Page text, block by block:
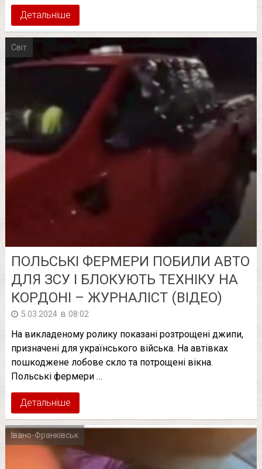
Детальніше
Світ
ПОЛЬСЬКІ ФЕРМЕРИ ПОБИЛИ АВТО
ДЛЯ ЗСУ І БЛОКУЮТЬ ТЕХНІКУ НА
КОРДОНІ – ЖУРНАЛІСТ (ВІДЕО)
5.03.2024 в 08:02
На викладеному ролику показані розтрощені джипи,
призначені для українського війська. На автівках
пошкоджене лобове скло та потрощені вікна.
Польські фермери …
Детальніше
Івано-Франківськ